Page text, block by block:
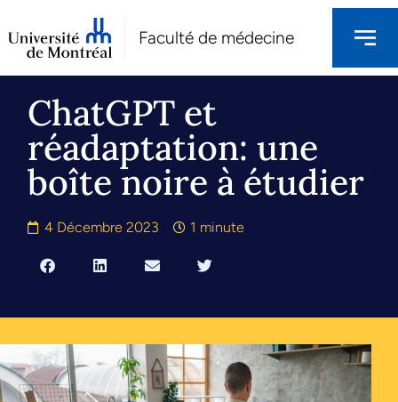
Faculté de médecine
ChatGPT et
réadaptation: une
boîte noire à étudier
4 Décembre 2023 1 minute